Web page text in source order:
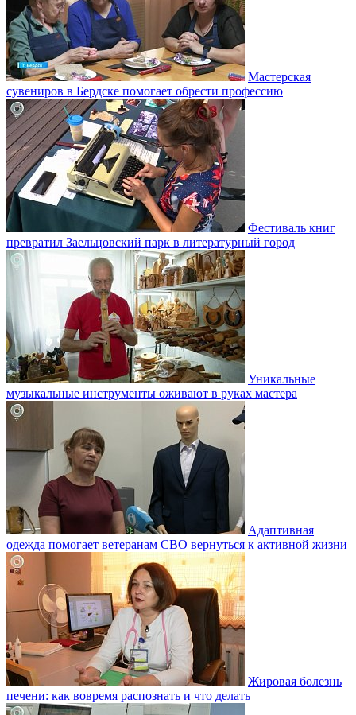
Мастерская
сувениров в Бердске помогает обрести профессию
Фестиваль книг
превратил Заельцовский парк в литературный город
Уникальные
музыкальные инструменты оживают в руках мастера
Адаптивная
одежда помогает ветеранам СВО вернуться к активной жизни
Жировая болезнь
печени: как вовремя распознать и что делать